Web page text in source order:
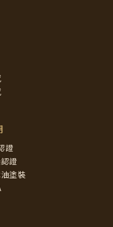
證
證
塗裝